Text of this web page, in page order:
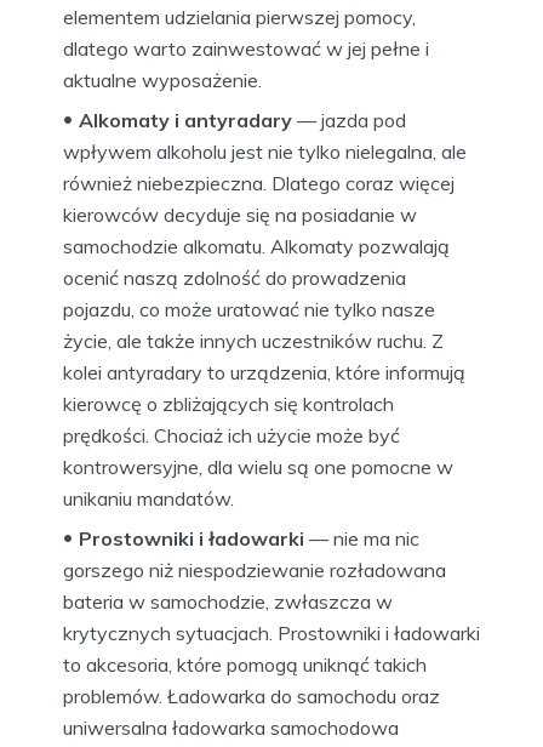
elementem udzielania pierwszej pomocy,
dlatego warto zainwestować w jej pełne i
aktualne wyposażenie.
Alkomaty i antyradary — jazda pod
wpływem alkoholu jest nie tylko nielegalna, ale
również niebezpieczna. Dlatego coraz więcej
kierowców decyduje się na posiadanie w
samochodzie alkomatu. Alkomaty pozwalają
ocenić naszą zdolność do prowadzenia
pojazdu, co może uratować nie tylko nasze
życie, ale także innych uczestników ruchu. Z
kolei antyradary to urządzenia, które informują
kierowcę o zbliżających się kontrolach
prędkości. Chociaż ich użycie może być
kontrowersyjne, dla wielu są one pomocne w
unikaniu mandatów.
Prostowniki i ładowarki — nie ma nic
gorszego niż niespodziewanie rozładowana
bateria w samochodzie, zwłaszcza w
krytycznych sytuacjach. Prostowniki i ładowarki
to akcesoria, które pomogą uniknąć takich
problemów. Ładowarka do samochodu oraz
uniwersalna ładowarka samochodowa